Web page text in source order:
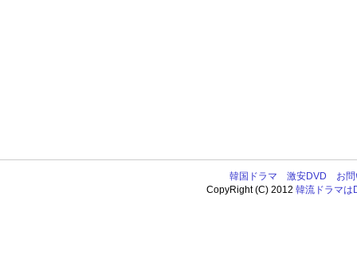
韓国ドラマ 激安DVD
お
CopyRight (C) 2012韓流ドラマは